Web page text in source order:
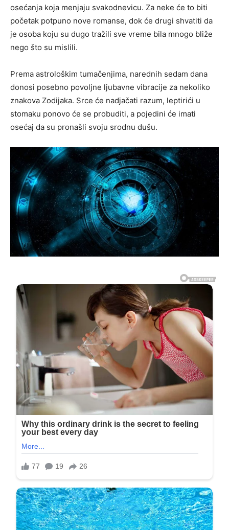
osećanja koja menjaju svakodnevicu. Za neke će to biti
početak potpuno nove romanse, dok će drugi shvatiti da
je osoba koju su dugo tražili sve vreme bila mnogo bliže
nego što su mislili.
Prema astrološkim tumačenjima, narednih sedam dana
donosi posebno povoljne ljubavne vibracije za nekoliko
znakova Zodijaka. Srce će nadjačati razum, leptirići u
stomaku ponovo će se probuditi, a pojedini će imati
osećaj da su pronašli svoju srodnu dušu.